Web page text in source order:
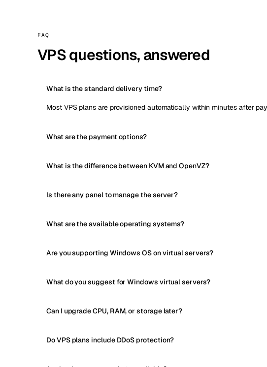
FAQ
VPS questions, answered
What is the standard delivery time?
Most VPS plans are provisioned automatically within minutes after
What are the payment options?
What is the difference between KVM and OpenVZ?
Is there any panel to manage the server?
What are the available operating systems?
Are you supporting Windows OS on virtual servers?
What do you suggest for Windows virtual servers?
Can I upgrade CPU, RAM, or storage later?
Do VPS plans include DDoS protection?